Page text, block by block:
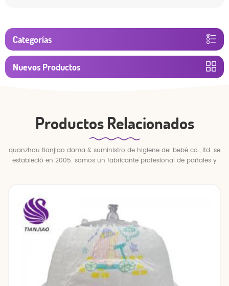
Categorías
Nuevos Productos
Productos Relacionados
quanzhou tianjiao dama & suministro de higiene del bebé co., ltd. se
estableció en 2005. somos un fabricante profesional de pañales y